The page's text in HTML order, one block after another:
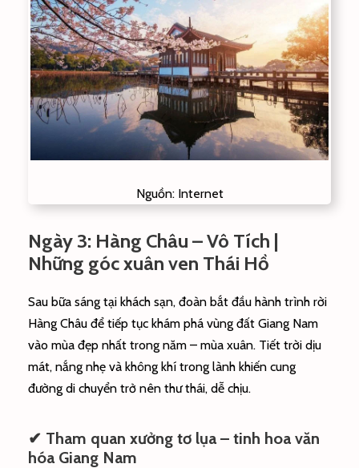
Nguồn: Internet
Ngày 3: Hàng Châu – Vô Tích |
Những góc xuân ven Thái Hồ
Sau bữa sáng tại khách sạn, đoàn bắt đầu hành trình rời
Hàng Châu để tiếp tục khám phá vùng đất Giang Nam
vào mùa đẹp nhất trong năm – mùa xuân. Tiết trời dịu
mát, nắng nhẹ và không khí trong lành khiến cung
đường di chuyển trở nên thư thái, dễ chịu.
✔ Tham quan xưởng tơ lụa – tinh hoa văn
hóa Giang Nam